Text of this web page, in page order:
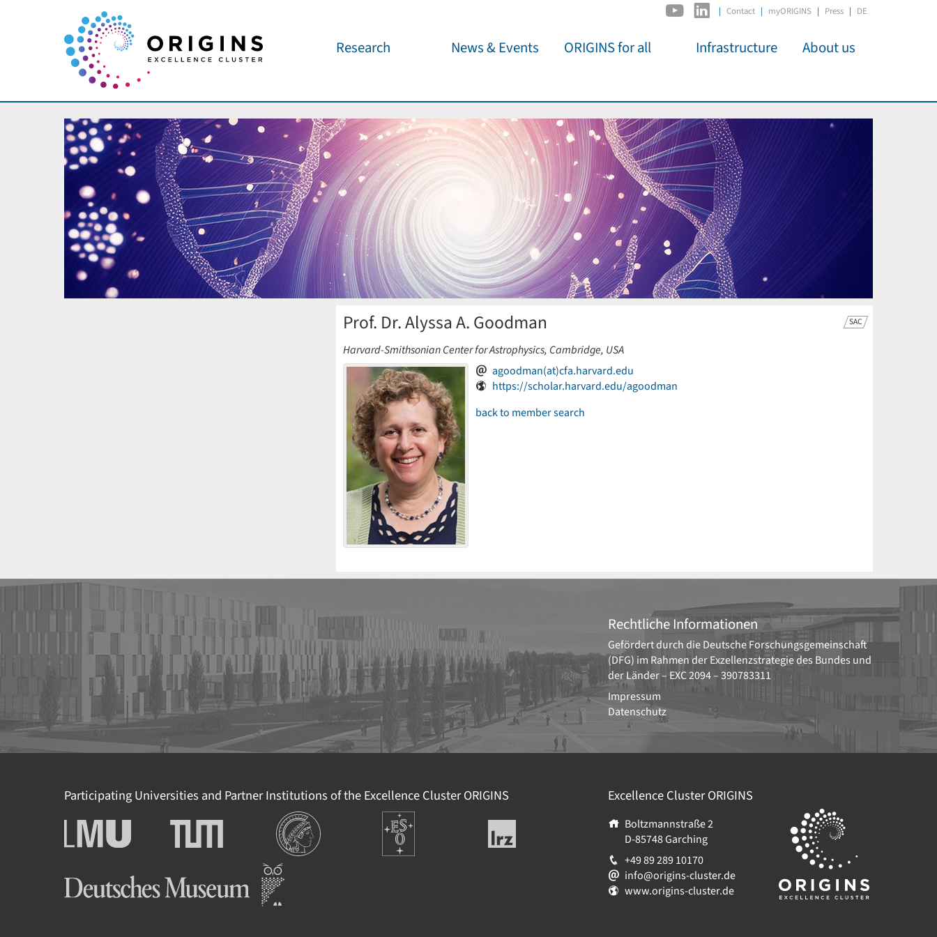
| Contact myORIGINS Press DE
Research
Workshop Support
Seed Projects
Research Partners
Publications
News & Events
Public Events
Important Dates
ORIGINS for all
Wissenschaft für
jedermann
Für Schulen
Lecture Pool
Infrastructure
ODSL / ODC
D-Hub
CORE
About us
Panels
SAC
Prof. Dr. Alyssa A. Goodman
Harvard-Smithsonian Center for Astrophysics, Cambridge, USA
agoodman(at)cfa.harvard.edu
https://scholar.harvard.edu/agoodman
back to member search
Rechtliche Informationen
Gefördert durch dieDeutsche Forschungsgemeinschaft
(DFG) im Rahmen der Exzellenzstrategie des Bundes und
der Länder – EXC 2094 – 390783311
Impressum
Datenschutz
Participating Universities and Partner Institutions of the Excellence ClusterORIGINS
Ludwig-Maximilians-
Universität München
Technische Universität
München
Institutions
Europäische
Südsternwarte
Leibniz-
Rechenzentrum
Excellence ClusterORIGINS
Boltzmannstraße 2
D-85748Garching
+49 89 289 10170
info@origins-cluster.de
www.origins-cluster.de